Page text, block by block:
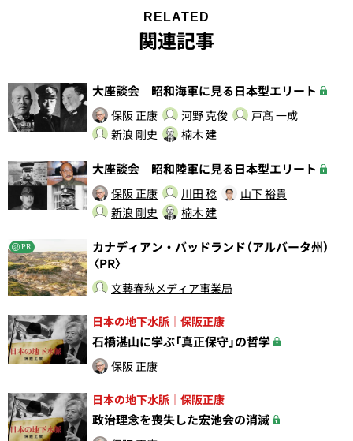
RELATED
関連記事
大座談会 昭和海軍に見る日本型エリート
保阪 正康 河野 克俊
戸髙 一成
新浪 剛史
楠木 建
大座談会 昭和陸軍に見る日本型エリート
保阪 正康 川田 稔
山下 裕貴
新浪 剛史
楠木 建
PR
カナディアン・バッドランド（アルバータ州）
〈PR〉
文藝春秋メディア事業局
日本の地下水脈｜保阪正康
石橋湛山に学ぶ「真正保守」の哲学
保阪 正康
日本の地下水脈｜保阪正康
政治理念を喪失した宏池会の消滅